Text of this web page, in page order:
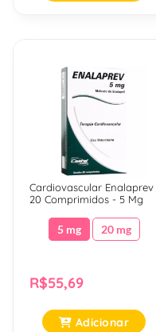
Cardiovascular Enalaprev
20 Comprimidos - 5 Mg
5 mg 20 mg
R$55,69
Adicionar